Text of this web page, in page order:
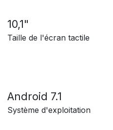
10,1"
Taille de l'écran tactile
Android 7.1
Système d'exploitation